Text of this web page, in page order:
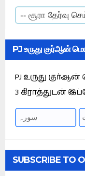
PJ உருது குர்ஆன்
PJ உருது
3 கிராத்துடன்
SUBSCRIBE TO